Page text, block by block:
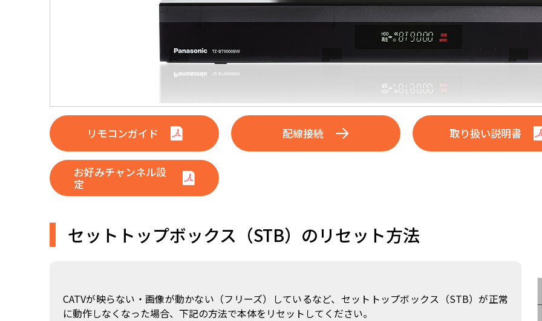
リモコンガイド 配線接続 取り扱い説明書
お好みチャンネル設
定
セットトップボックス（STB）のリセット方法
CATVが映らない・画像が動かない（フリーズ）しているなど、セットトップボックス（STB）が正常
に動作しなくなった場合、下記の方法で本体をリセットしてください。